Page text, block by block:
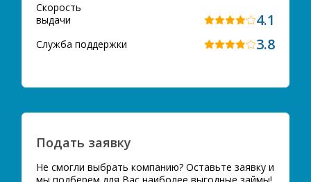
Скорость
выдачи
4.1
Служба поддержки 3.8
Подать заявку
Не смогли выбрать компанию? Оставьте заявку и